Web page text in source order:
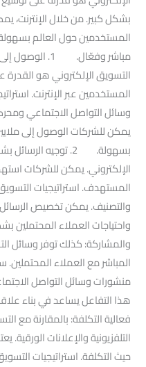
بشكل كبير. من خلال الإنترنت،
المستخدمين حول العالم
مباشر وفعّال.
التسويق الإلكتروني هو
المستخدمين عبر الإنترنت.
وسائل التواصل الاجتماعي
يمكن للشركات الوصول إلى
بسهولة. 2. توجيه
الإلكتروني. يمكن للشركات
المستهدف. استراتيجيات التسويق
والتصنيف. يمكن تخصيص
والمشاركة: كذلك توفر وسائل
المباشر مع العملاء
منشورات وسائل التواصل
هذا التفاعل يساعد في بناء
فعالية التكلفة: بالمقارنة مع
التلفزيونية والإعلانات الورقية.
حيث التكلفة. استراتيجيات